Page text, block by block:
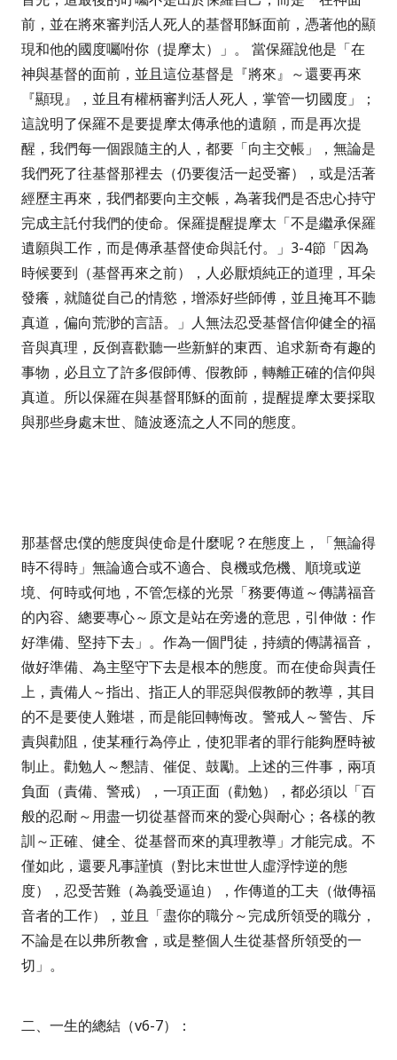
前，並在將來審判活人死人的基督耶穌面前，憑著他的顯
現和他的國度囑咐你（提摩太）」 。 當保羅說他是 「在
神與基督的面前，並且這位基督是『將來』～還要再來
『顯現』，並且有權柄審判活人死人，掌管一切國度」
；
這說明了保羅不是要提摩太傳承他的遺願，而是再次提
醒，我們每一個跟隨主的人，都要「向主交帳」，無論是
我們死了往基督那裡去（仍要復活一起受審），或是活著
經歷主再來，我們都要向主交帳，為著我們是否忠心持守
完成主託付我們的使命。保羅提醒提摩太「不是繼承保羅
遺願與工作，而是傳承基督使命與託付。」 3-4節 「因為
時候要到（基督再來之前），人必厭煩純正的道理，耳朵
發癢，就隨從自己的情慾，增添好些師傅，並且掩耳不聽
真道，偏向荒渺的言語。」 人無法忍受基督信仰健全的福
音與真理，反倒喜歡聽一些新鮮的東西、追求新奇有趣的
事物，必且立了許多假師傅、假教師，轉離正確的信仰與
真道。所以保羅在與基督耶穌的面前，提醒提摩太要採取
與那些身處末世、隨波逐流之人不同的態度。
那基督忠僕的態度與使命是什麼呢？在態度上，
「無論得
時不得時 」 無論適合或不適合、良機或危機、順境或逆
境、何時或何地，不管怎樣的光景 「務要傳道～傳講福音
的內容、總要專心～原文是站在旁邊的意思，引伸做：作
好準備、堅持下去」 。作為一個門徒，持續的傳講福音，
做好準備、為主堅守下去是根本的態度。而在使命與責任
上， 責備人 ～指出、指正人的罪惡與假教師的教導，其目
的不是要使人難堪，而是能回轉悔改。 警戒人 ～警告、斥
責與勸阻，使某種行為停止，使犯罪者的罪行能夠歷時被
制止。 勸勉人 ～懇請、催促、鼓勵。上述的三件事，兩項
負面（責備、警戒），一項正面（勸勉），都必須以 「百
般的忍耐～用盡一切從基督而來的愛心與耐心；各樣的教
訓～正確、健全、從基督而來的真理教導」 才能完成。不
僅如此， 還要凡事謹慎 （對比末世世人虛浮悖逆的態
度）， 忍受苦難 （為義受逼迫）， 作傳道的工夫 （做傳福
音者的工作），並且「盡你的職分～完成所領受的職分，
不論是在以弗所教會，或是整個人生從基督所領受的一
切」。
二、一生的總結（v6-7）：